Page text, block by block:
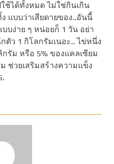
ได้ทั้งหมด ไม่ใช่กินเกิน
แบบว่าเสียดายของ..อันนี้
บง่าย ๆ หน่อยก็ 1 วัน อย่า
ตัว 1 กิโลกรัมเนอะ.. ไข่หนึ่ง
รัม หรือ 5% ของแคลเซียม
ช่วยเสริมสร้างความแข็ง